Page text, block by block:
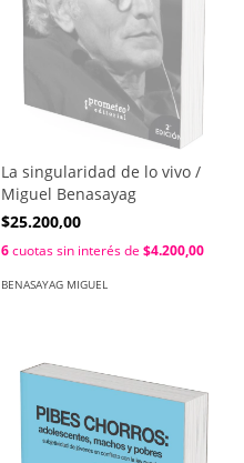
La singularidad de lo vivo /
Miguel Benasayag
$25.200,00
6cuotas sin interés de $4.200,00
BENASAYAG MIGUEL